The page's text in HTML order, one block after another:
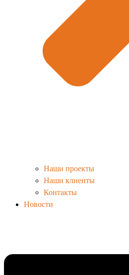
Наши проекты
Наши клиенты
Контакты
Новости